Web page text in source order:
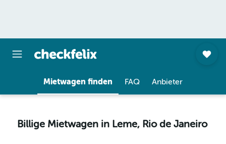
Mietwagen finden FAQ Anbieter
Billige Mietwagen in Leme, Rio de Janeiro